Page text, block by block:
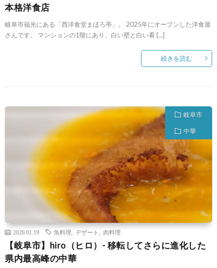
本格洋食店
岐阜市福光にある「西洋食堂まほろ亭」。 2025年にオープンした洋食屋
さんです。 マンションの1階にあり、白い壁と白い看 […]
続きを読む
岐阜市
中華
2026.01.19 魚料理 デザート 肉料理
【岐阜市】hiro（ヒロ）- 移転してさらに進化した
県内最高峰の中華